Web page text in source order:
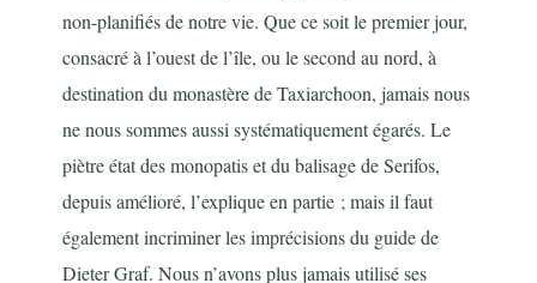
non-planifiés de notre vie. Que ce soit le premier jour,
consacré à l’ouest de l’île, ou le second au nord, à
destination du monastère de Taxiarchoon, jamais nous
ne nous sommes aussi systématiquement égarés. Le
piètre état des monopatis et du balisage de Serifos,
depuis amélioré, l’explique en partie ; mais il faut
également incriminer les imprécisions du guide de
Dieter Graf. Nous n’avons plus jamais utilisé ses